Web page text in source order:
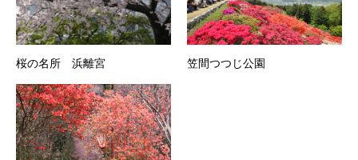
桜の名所 浜離宮 笠間つつじ公園